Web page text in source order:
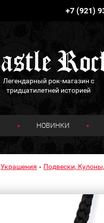
+7 (921)
Легендарный рок-магазин с
тридцатилетней историей
НОВИНКИ
Украшения Подвески,